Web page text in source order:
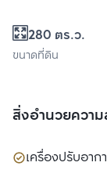
280 ตร.ว.
ขนาดที่ดิน
สิ่งอำนวยควา
เครื่องปรับอาก